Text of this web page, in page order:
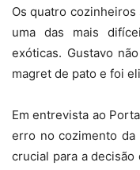
Os quatro cozinheiros
uma das mais
exóticas. Gustavo
magret de pato e foi
Em entrevista ao
erro no cozimento
crucial para a